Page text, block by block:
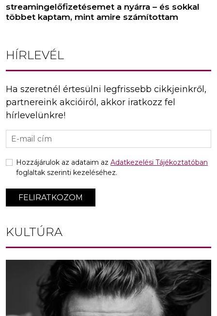
streamingelőfizetésemet a nyárra – és sokkal
többet kaptam, mint amire számítottam
HÍRLEVÉL
Ha szeretnél értesülni legfrissebb cikkjeinkről,
partnereink akcióiról, akkor iratkozz fel
hírlevelünkre!
FELIRATKOZOM
Hozzájárulok az adataim az Adatkezelési Tájékoztatóban
foglaltak szerinti kezeléséhez.
KULTÚRA